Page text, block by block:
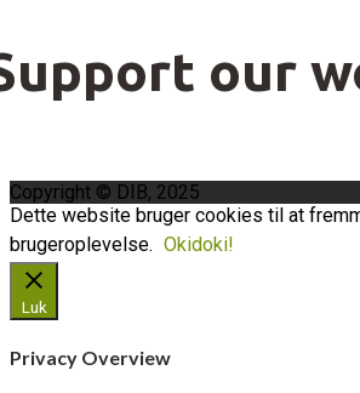
our
Copyright © DIB, 2025
Dette website bruger cookies til at
brugeroplevelse. Okidoki!
Luk
Privacy Overview